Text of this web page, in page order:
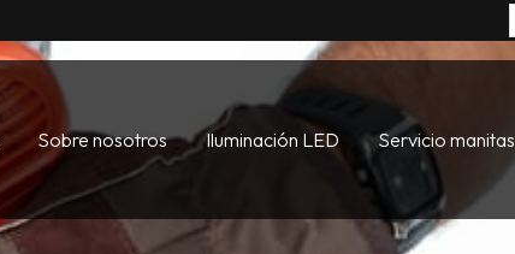
Sobre nosotros Iluminación LED Servicio manitas